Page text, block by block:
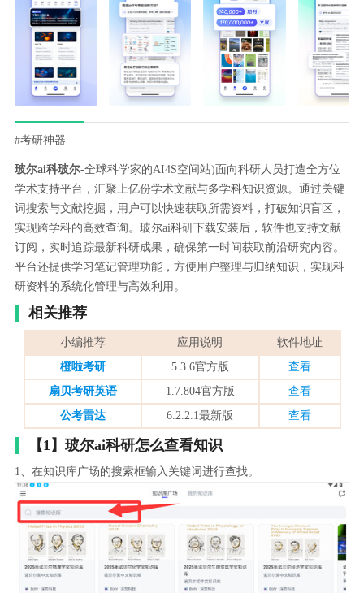
#考研神器
玻尔ai科玻尔-全球科学家的AI4S空间站)面向科研人员打造全方位
学术支持平台，汇聚上亿份学术文献与多学科知识资源。通过关键
词搜索与文献挖掘，用户可以快速获取所需资料，打破知识盲区，
实现跨学科的高效查询。玻尔ai科研下载安装后，软件也支持文献
订阅，实时追踪最新科研成果，确保第一时间获取前沿研究内容。
平台还提供学习笔记管理功能，方便用户整理与归纳知识，实现科
研资料的系统化管理与高效利用。
相关推荐
小编推荐 应用说明
软件地址
橙啦考研
5.3.6官方版
查看
扇贝考研英语
1.7.804官方版
查看
公考雷达
6.2.2.1最新版 查看
【1】玻尔ai科研怎么查看知识
1、在知识库广场的搜索框输入关键词进行查找。